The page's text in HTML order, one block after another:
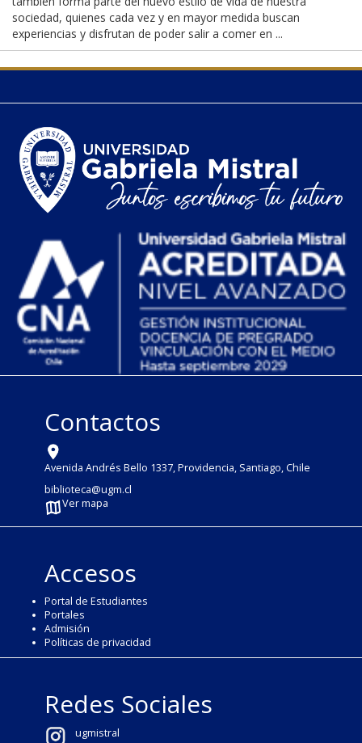
sociedad, quienes cada vez y en mayor medida buscan
experiencias y disfrutan de poder salir a comer en ...
Contactos
Avenida Andrés Bello 1337, Providencia, Santiago, Chile
biblioteca@ugm.cl
Ver mapa
Accesos
Portal de Estudiantes
Portales
Admisión
Políticas de privacidad
Redes Sociales
ugmistral